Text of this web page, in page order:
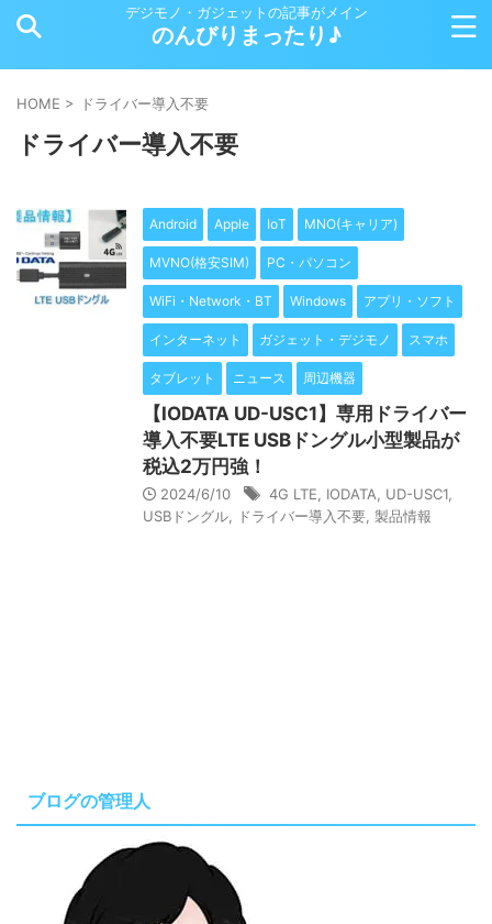
デジモノ・ガジェットの記事がメイン
のんびりまったり♪
HOME > ドライバー導入不要
ドライバー導入不要
Android Apple IoT MNO(キャリア)
MVNO(格安SIM) PC・パソコン
WiFi・Network・BT Windows アプリ・ソフト
インターネット ガジェット・デジモノ スマホ
タブレット ニュース 周辺機器
【IODATA UD-USC1】専用ドライバー
導入不要LTE USBドングル小型製品が
税込2万円強！
2024/6/10 4G LTE IODATA UD-USC1
USBドングル
ドライバー導入不要 製品情報
ブログの管理人